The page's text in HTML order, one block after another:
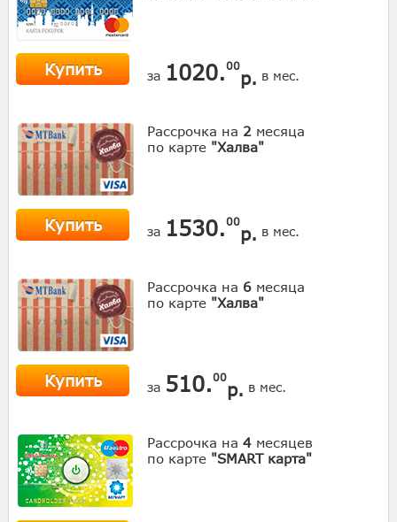
Купить за 1020.00
р. в мес.
Рассрочка на 2 месяца
по карте "Халва"
Купить за 1530.00
р. в мес.
Рассрочка на 6 месяца
по карте "Халва"
Купить за 510.00
р. в мес.
Рассрочка на 4 месяцев
по карте "SMART карта"